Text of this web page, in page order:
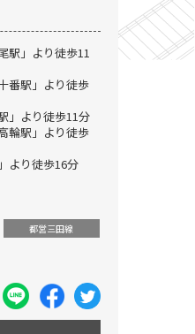
駅」より徒歩11
番駅」より徒歩
」より徒歩11分
輪駅」より徒歩
より徒歩16分
都営三田線